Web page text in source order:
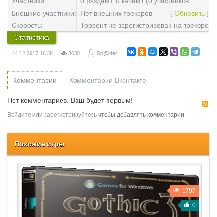
всего)
Внешние участники: Нет внешних трекеров [ Обновить ]
Скорость:
Торрент не зарегистрирован на трекере
Статистика
14.12.2017 16:38 3030 Sp@ider
Комментарии Комментарии Вконтакте
Нет комментариев. Ваш будет первым!
Войдите или зарегистрируйтесь чтобы добавлять комментарии
Похожие игры
1797
0